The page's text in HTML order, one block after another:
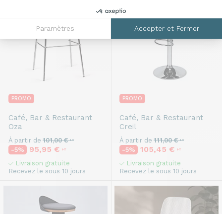
Paramètres Accepter et Fermer
PROMO
Café, Bar & Restaurant
Oza
À partir de 101,00 €HT
-5% 95,95 € HT
Livraison gratuite
Recevez le sous 10 jours
PROMO
Café, Bar & Restaurant
Creil
À partir de 111,00 €HT
-5% 105,45 € HT
Livraison gratuite
Recevez le sous 10 jours